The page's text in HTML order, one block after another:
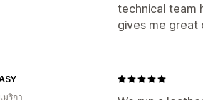
technical team
gives me great
มริกา